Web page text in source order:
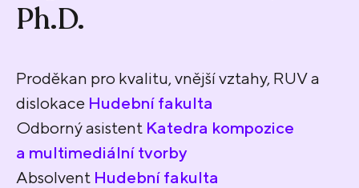
Ph.D.
Proděkan pro kvalitu, vnější vztahy, RUV a
dislokace Hudební fakulta
Odborný asistent Katedra kompozice
a multimediální tvorby
Absolvent Hudební fakulta